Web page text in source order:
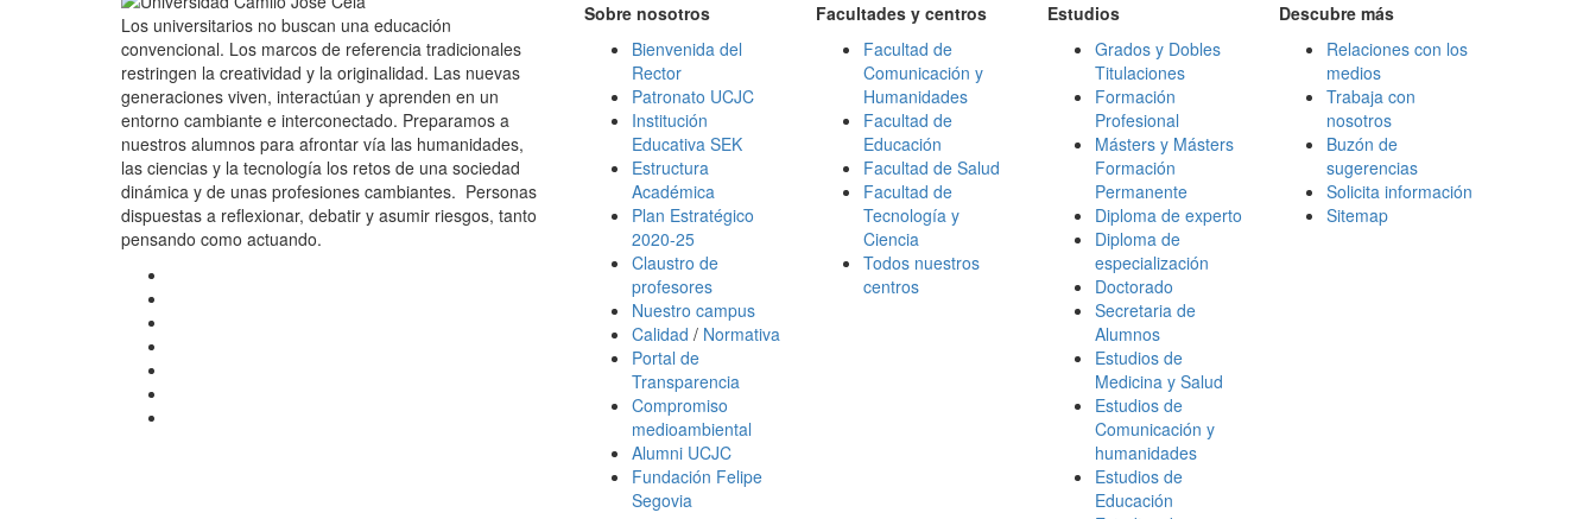
Los universitarios no buscan una educación
convencional. Los marcos de referencia tradicionales
restringen la creatividad y la originalidad. Las nuevas
generaciones viven, interactúan y aprenden en un
entorno cambiante e interconectado. Preparamos a
nuestros alumnos para afrontar vía las humanidades,
las ciencias y la tecnología los retos de una sociedad
dinámica y de unas profesiones cambiantes. Personas
dispuestas a reflexionar, debatir y asumir riesgos, tanto
pensando como actuando.
Sobre nosotros
Bienvenida del
Rector
Patronato UCJC
Institución
Educativa SEK
Estructura
Académica
Plan Estratégico
2020-25
Claustro de
profesores
Nuestro campus
Calidad / Normativa
Portal de
Transparencia
Compromiso
medioambiental
Alumni UCJC
Fundación Felipe
Segovia
Facultades y centros
Facultad de
Comunicación y
Humanidades
Facultad de
Educación
Facultad de Salud
Facultad de
Tecnología y
Ciencia
Todos nuestros
centros
Estudios
Grados y Dobles
Titulaciones
Formación
Profesional
Másters y Másters
Formación
Permanente
Diploma de experto
Diploma de
especialización
Doctorado
Secretaria de
Alumnos
Estudios de
Medicina y Salud
Estudios de
Comunicación y
humanidades
Estudios de
Educación
Descubre más
Relaciones con los
medios
Trabaja con
nosotros
Buzón de
sugerencias
Solicita información
Sitemap